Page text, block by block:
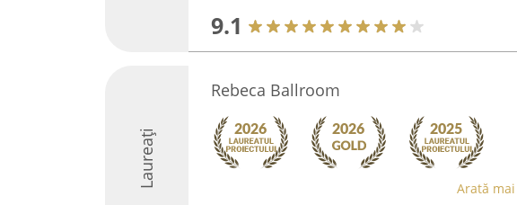
9.1
Laureați
Rebeca Ballroom
Arată